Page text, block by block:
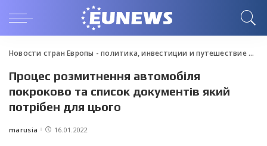
Новости стран Европы - политика, инвестиции и путешествие>
Процес розмитнення автомобіля
покроково та список документів який
потрібен для цього
Posted
marusia 16.01.2022